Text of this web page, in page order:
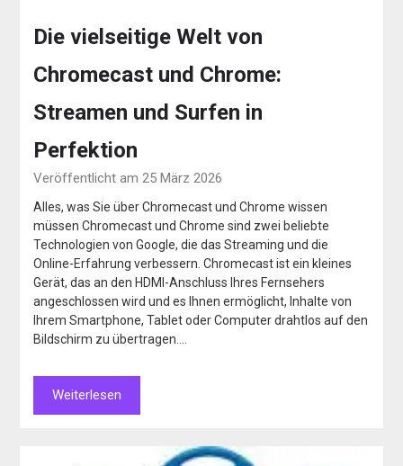
Die vielseitige Welt von
Chromecast und Chrome:
Streamen und Surfen in
Perfektion
Veröffentlicht am 25 März 2026
Alles, was Sie über Chromecast und Chrome wissen
müssen Chromecast und Chrome sind zwei beliebte
Technologien von Google, die das Streaming und die
Online-Erfahrung verbessern. Chromecast ist ein kleines
Gerät, das an den HDMI-Anschluss Ihres Fernsehers
angeschlossen wird und es Ihnen ermöglicht, Inhalte von
Ihrem Smartphone, Tablet oder Computer drahtlos auf den
Bildschirm zu übertragen….
Weiterlesen